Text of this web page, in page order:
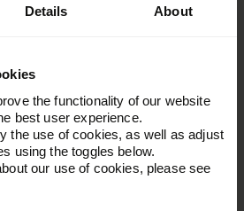
Details About
the functionality of our website
best user experience.
the use of cookies, as well as adjust
using the toggles below.
our use of cookies, please see
et frontend intuitives ne
programmation complexe et
selon les rôles, en